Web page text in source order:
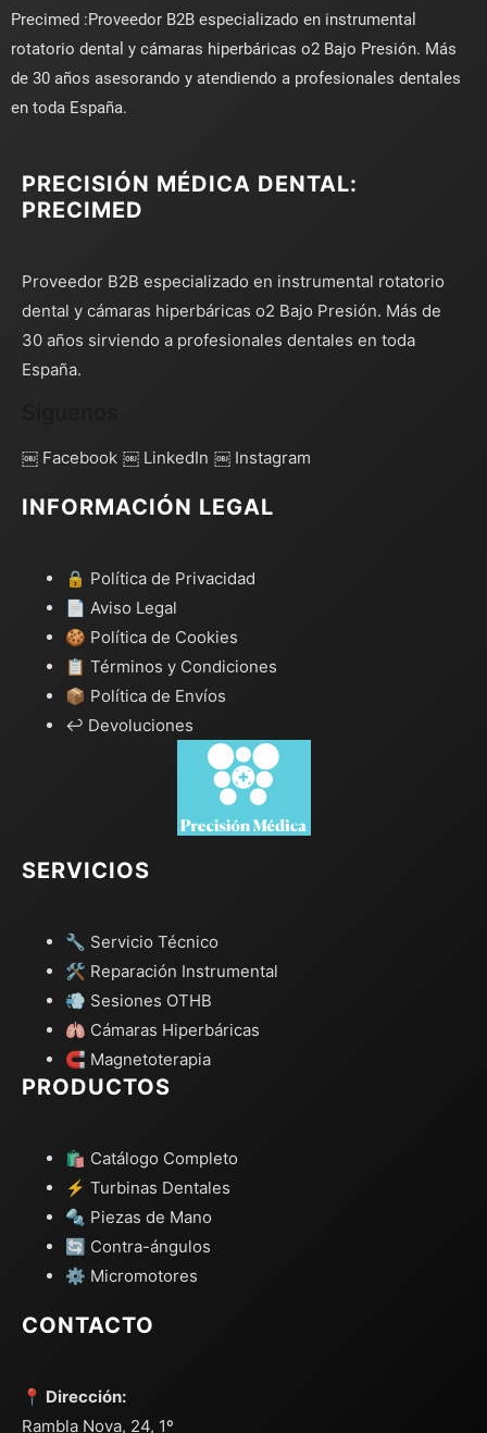
Precimed :Proveedor B2B especializado en instrumental
rotatorio dental y cámaras hiperbáricas o2 Bajo Presión. Más
de 30 años asesorando y atendiendo a profesionales dentales
en toda España.
PRECISIÓN MÉDICA DENTAL:
PRECIMED
Proveedor B2B especializado en instrumental rotatorio
dental y cámaras hiperbáricas o2 Bajo Presión. Más de
30 años sirviendo a profesionales dentales en toda
España.
￼ Facebook ￼ LinkedIn ￼ Instagram
INFORMACIÓN LEGAL
🔒 Política de Privacidad
📄 Aviso Legal
🍪 Política de Cookies
📋 Términos y Condiciones
📦 Política de Envíos
↩️ Devoluciones
SERVICIOS
🔧 Servicio Técnico
🛠️ Reparación Instrumental
💨 Sesiones OTHB
🫁 Cámaras Hiperbáricas
🧲 Magnetoterapia
PRODUCTOS
🛍️ Catálogo Completo
⚡ Turbinas Dentales
🔩 Piezas de Mano
🔄 Contra-ángulos
⚙️ Micromotores
CONTACTO
📍 Dirección:
Rambla Nova, 24, 1º